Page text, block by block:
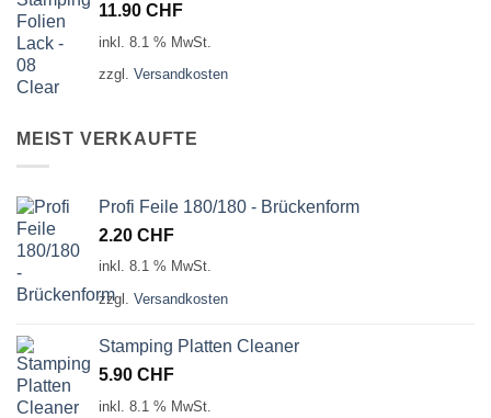
11.90 CHF
inkl. 8.1 % MwSt.
zzgl. Versandkosten
MEIST VERKAUFTE
Profi Feile 180/180 - Brückenform
2.20 CHF
inkl. 8.1 % MwSt.
zzgl. Versandkosten
Stamping Platten Cleaner
5.90 CHF
inkl. 8.1 % MwSt.